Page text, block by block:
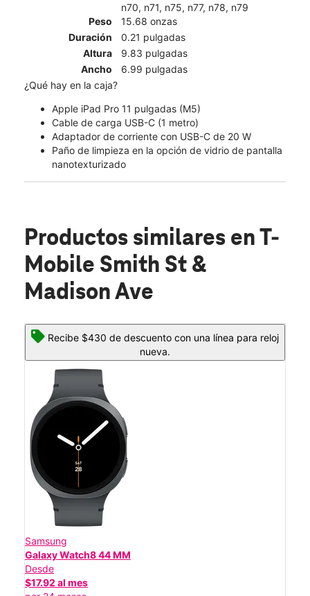
n70, n71, n75, n77, n78, n79
Peso
15.68 onzas
Duración
0.21 pulgadas
Altura
9.83 pulgadas
Ancho
6.99 pulgadas
¿Qué hay en la caja?
Apple iPad Pro 11 pulgadas (M5)
Cable de carga USB-C (1 metro)
Adaptador de corriente con USB-C de 20 W
Paño de limpieza en la opción de vidrio de pantalla
nanotexturizado
Productos similares en T-
Mobile Smith St &
Madison Ave
Recibe $430 de descuento con una línea para reloj
nueva.
Samsung
Galaxy Watch8 44 MM
Desde
$17.92 al mes